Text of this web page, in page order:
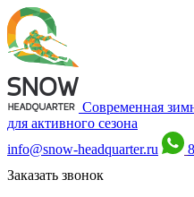
Современная
для активного сезона
info@snow-headquarter.ru
Заказать звонок